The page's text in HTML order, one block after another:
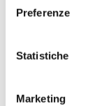
Preferenze
Statistiche
Marketing
Codici
CODICE
KAMY018278